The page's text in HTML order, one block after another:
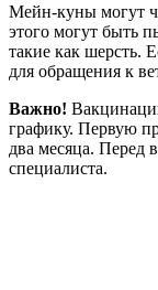
Мейн-куны могут
этого могут быть
такие как шерсть.
для обращения к
Важно!
графику. Первую
два месяца. Перед
специалиста.